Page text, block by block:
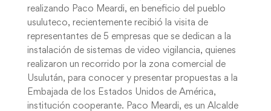
realizando Paco Meardi, en beneficio del pueblo
usuluteco, recientemente recibió la visita de
representantes de 5 empresas que se dedican a la
instalación de sistemas de video vigilancia, quienes
realizaron un recorrido por la zona comercial de
Usulután, para conocer y presentar propuestas a la
Embajada de los Estados Unidos de América,
institución cooperante. Paco Meardi, es un Alcalde